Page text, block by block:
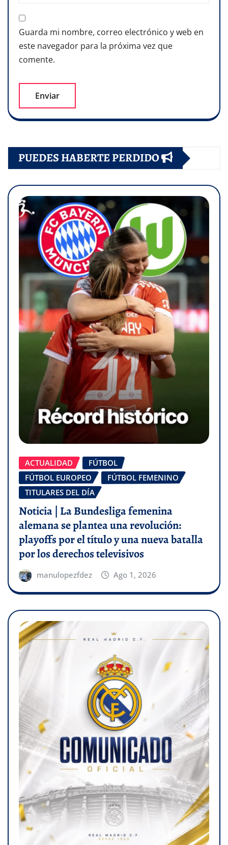
Guarda mi nombre, correo electrónico y web en
este navegador para la próxima vez que
comente.
PUEDES HABERTE PERDIDO
ACTUALIDAD
FÚTBOL
FÚTBOL EUROPEO
FÚTBOL FEMENINO
TITULARES DEL DÍA
Noticia | La Bundesliga femenina
alemana se plantea una revolución:
playoffs por el título y una nueva batalla
por los derechos televisivos
manulopezfdez Ago 1, 2026